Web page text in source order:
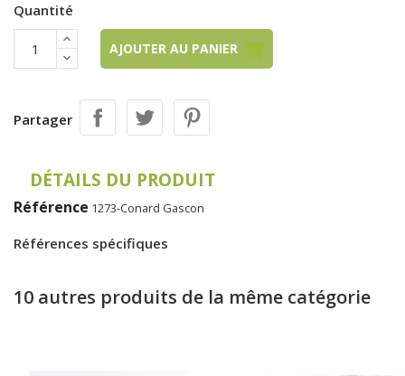
Quantité
AJOUTER AU PANIER
Partager
DÉTAILS DU PRODUIT
Référence 1273-Conard Gascon
Références spécifiques
10 autres produits de la même catégorie